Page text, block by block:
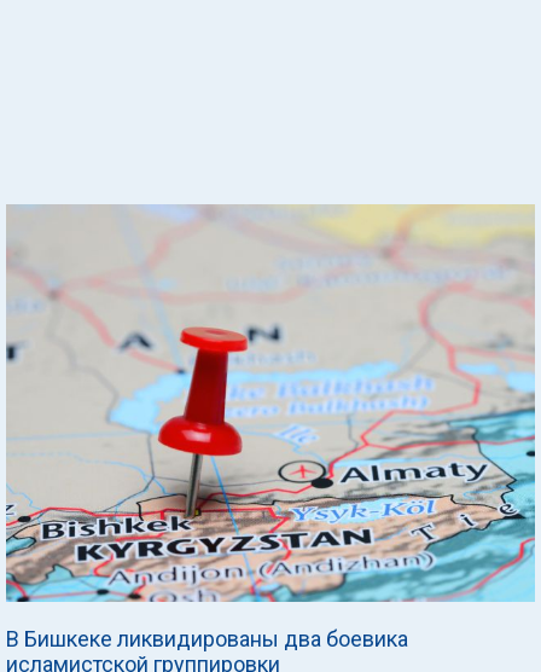
В Бишкеке ликвидированы два боевика
исламистской группировки